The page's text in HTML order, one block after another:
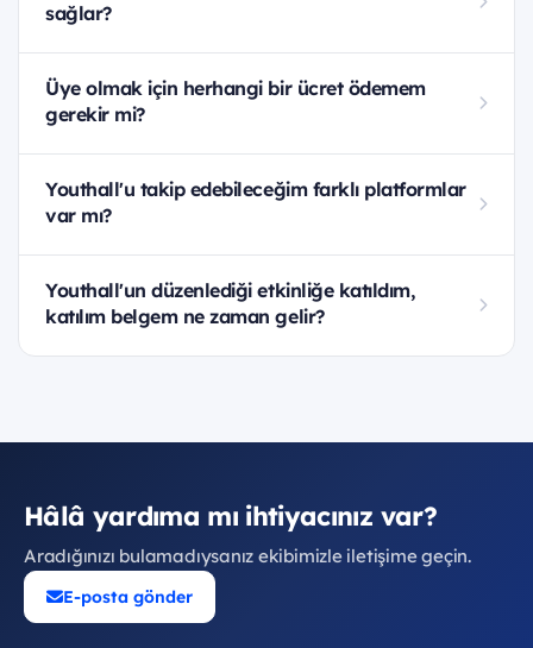
sağlar?
Üye olmak için herhangi bir ücret ödemem
gerekir mi?
Youthall'u takip edebileceğim farklı platformlar
var mı?
Youthall'un düzenlediği etkinliğe katıldım,
katılım belgem ne zaman gelir?
Hâlâ yardıma mı ihtiyacınız var?
Aradığınızı bulamadıysanız ekibimizle iletişime geçin.
E-posta gönder